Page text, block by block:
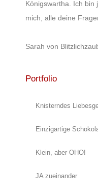
Königswartha. Ich bin
mich, alle deine
Sarah von
Portfolio
Knisterndes
Einzigartige
Klein, aber OHO!
JA zueinander